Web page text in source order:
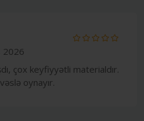
2026
çox keyfiyyətli materialdır.
oynayır.